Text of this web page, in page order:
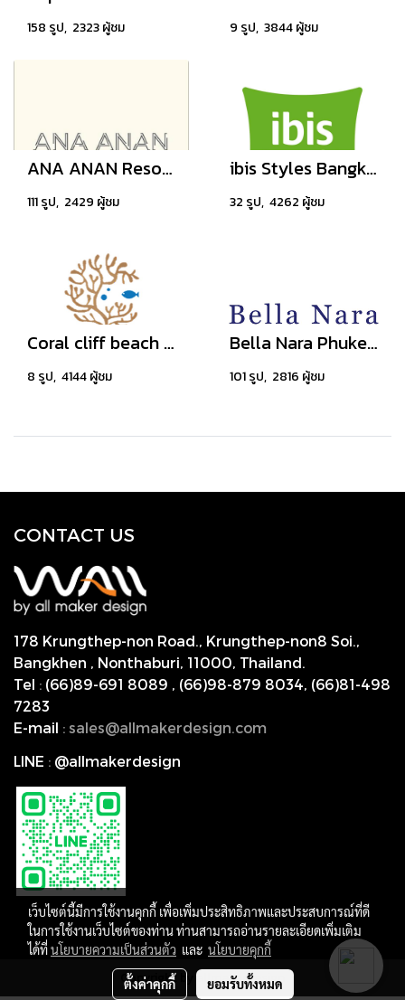
158 รูป, 2323 ผู้ชม 9 รูป, 3844 ผู้ชม
ANA ANAN Resort & Villas Pattaya
111 รูป, 2429 ผู้ชม
ibis Styles Bangkok Sukhumvit Phra Khanong
32 รูป, 4262 ผู้ชม
Coral cliff beach resort samui
8 รูป, 4144 ผู้ชม
Bella Nara Phuket Naiyang Beach
101 รูป, 2816 ผู้ชม
CONTACT US
178 Krungthep-non Road., Krungthep-non8 Soi.,
Bangkhen , Nonthaburi, 11000, Thailand.
Tel : (66)89-691 8089 , (66)98-879 8034, (66)81-498
7283
E-mail : sales@allmakerdesign.com
LINE : @allmakerdesign
Copyright by allmakerdesign
เว็บไซต์นี้มีการใช้งานคุกกี้ เพื่อเพิ่มประสิทธิภาพและประสบการณ์ที่ดี
ในการใช้งานเว็บไซต์ของท่าน ท่านสามารถอ่านรายละเอียดเพิ่มเติม
ได้ที่นโยบายความเป็นส่วนตัว และ นโยบายคุกกี้
ตั้งค่าคุกกี้ ยอมรับทั้งหมด